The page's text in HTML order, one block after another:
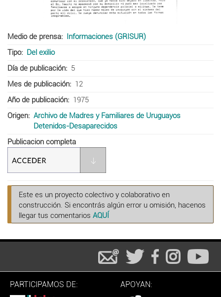
Medio de prensa
Informaciones (GRISUR)
Tipo
Del exilio
Día de publicación
5
Mes de publicación
12
Año de publicación
1975
Origen
Archivo de Madres y Familiares de Uruguayos
Detenidos-Desaparecidos
Publicacion completa
Este es un proyecto colectivo y colaborativo en
construcción. Si encontrás algún error u omisión, hacenos
llegar tus comentarios AQUÍ
PARTICIPAMOS DE: APOYAN: